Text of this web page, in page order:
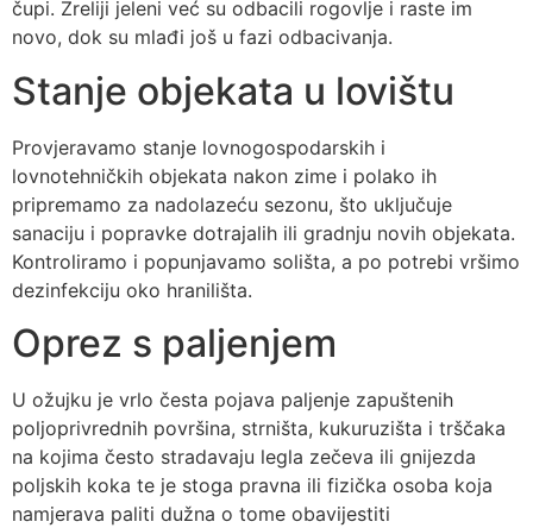
čupi. Zreliji jeleni već su odbacili rogovlje i raste im
novo, dok su mlađi još u fazi odbacivanja.
Stanje objekata u lovištu
Provjeravamo stanje lovnogospodarskih i
lovnotehničkih objekata nakon zime i polako ih
pripremamo za nadolazeću sezonu, što uključuje
sanaciju i popravke dotrajalih ili gradnju novih objekata.
Kontroliramo i popunjavamo solišta, a po potrebi vršimo
dezinfekciju oko hranilišta.
Oprez s paljenjem
U ožujku je vrlo česta pojava paljenje zapuštenih
poljoprivrednih površina, strništa, kukuruzišta i trščaka
na kojima često stradavaju legla zečeva ili gnijezda
poljskih koka te je stoga pravna ili fizička osoba koja
namjerava paliti dužna o tome obavijestiti